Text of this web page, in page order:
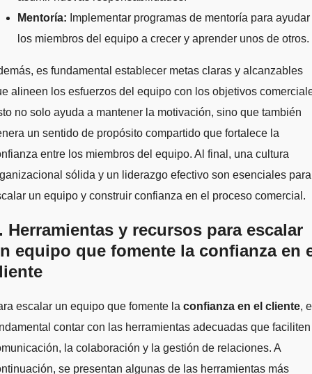
Mentoría: Implementar programas de mentoría para ayudar
los miembros del equipo a crecer y aprender unos de otros.
es fundamental establecer metas claras y alcanzables
alineen los esfuerzos del equipo con los objetivos
no solo ayuda a mantener la motivación, sino que también
un sentido de propósito compartido que fortalece la
entre los miembros del equipo. Al final, una cultura
sólida y un liderazgo efectivo son esenciales para
un equipo y construir confianza en el proceso comercial.
Herramientas y recursos para escalar
equipo que fomente la confianza en
escalar un equipo que fomente la confianza en el cliente,
contar con las herramientas adecuadas que
la colaboración y la gestión de relaciones. A
se presentan algunas de las herramientas más